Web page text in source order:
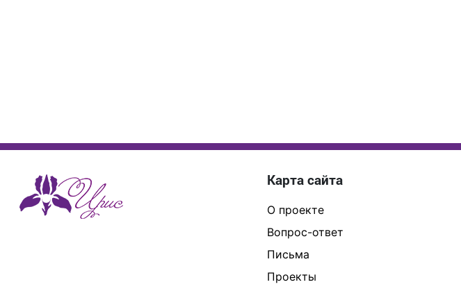
Карта сайта
О проекте
Вопрос-ответ
Письма
Проекты